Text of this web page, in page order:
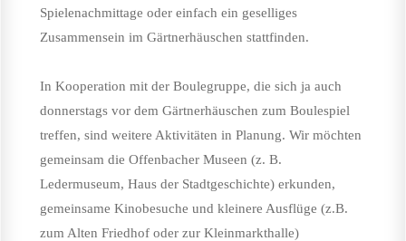
Spielenachmittage oder einfach ein geselliges
Zusammensein im Gärtnerhäuschen stattfinden.
In Kooperation mit der Boulegruppe, die sich ja auch
donnerstags vor dem Gärtnerhäuschen zum Boulespiel
treffen, sind weitere Aktivitäten in Planung. Wir möchten
gemeinsam die Offenbacher Museen (z. B.
Ledermuseum, Haus der Stadtgeschichte) erkunden,
gemeinsame Kinobesuche und kleinere Ausflüge (z.B.
zum Alten Friedhof oder zur Kleinmarkthalle)